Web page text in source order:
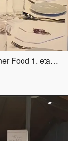
Greener Food Restaurant and Bar - Greener Food 1. etasje